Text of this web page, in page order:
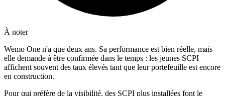
À noter
Wemo One n'a que deux ans. Sa performance est bien réelle, mais
elle demande à être confirmée dans le temps : les jeunes SCPI
affichent souvent des taux élevés tant que leur portefeuille est encore
en construction.
Pour qui préfère de la visibilité, des SCPI plus installées font le